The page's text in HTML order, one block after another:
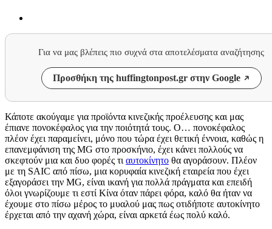
Για να μας βλέπεις πιο συχνά στα αποτελέσματα αναζήτησης
Προσθήκη της huffingtonpost.gr στην Google
Κάποτε ακούγαμε για προϊόντα κινεζικής προέλευσης και μας
έπιανε πονοκέφαλος για την ποιότητά τους. Ο… πονοκέφαλος
πλέον έχει παραμείνει, μόνο που τώρα έχει θετική έννοια, καθώς η
επανεμφάνιση της MG στο προσκήνιο, έχει κάνει πολλούς να
σκεφτούν μια και δυο φορές τι αυτοκίνητο θα αγοράσουν. Πλέον
με τη SAIC από πίσω, μια κορυφαία κινεζική εταιρεία που έχει
εξαγοράσει την MG, είναι ικανή για πολλά πράγματα και επειδή
όλοι γνωρίζουμε τι εστί Κίνα όταν πάρει φόρα, καλό θα ήταν να
έχουμε στο πίσω μέρος το μυαλού μας πως οτιδήποτε αυτοκίνητο
έρχεται από την αχανή χώρα, είναι αρκετά έως πολύ καλό.